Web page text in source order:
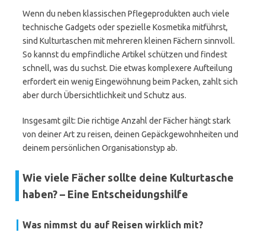
Wenn du neben klassischen Pflegeprodukten auch viele
technische Gadgets oder spezielle Kosmetika mitführst,
sind Kulturtaschen mit mehreren kleinen Fächern sinnvoll.
So kannst du empfindliche Artikel schützen und findest
schnell, was du suchst. Die etwas komplexere Aufteilung
erfordert ein wenig Eingewöhnung beim Packen, zahlt sich
aber durch Übersichtlichkeit und Schutz aus.
Insgesamt gilt: Die richtige Anzahl der Fächer hängt stark
von deiner Art zu reisen, deinen Gepäckgewohnheiten und
deinem persönlichen Organisationstyp ab.
Wie viele Fächer sollte deine Kulturtasche
haben? – Eine Entscheidungshilfe
Was nimmst du auf Reisen wirklich mit?